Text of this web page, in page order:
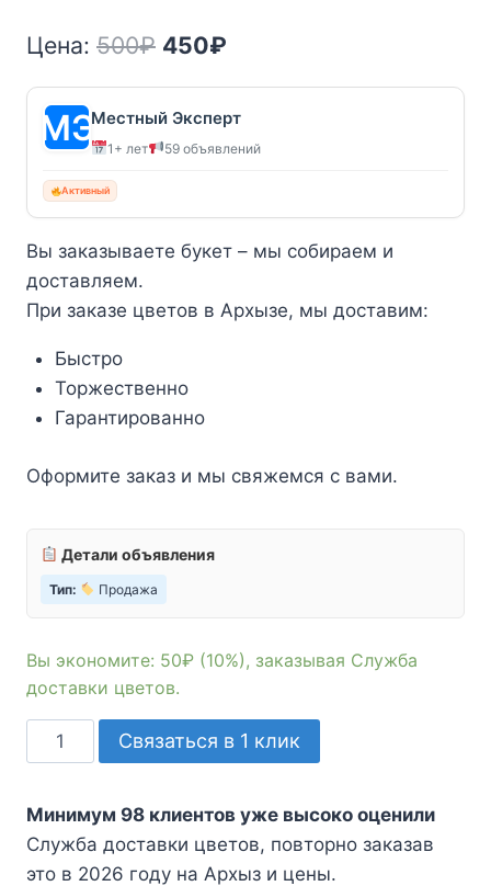
Цена: 500₽ Первоначальная
цена
составляла
500₽.
450₽
цена:
450₽.
Местный Эксперт
1+ лет 59 объявлений
Активный
Вы заказываете букет – мы собираем и
доставляем.
При заказе цветов в Архызе, мы доставим:
Быстро
Торжественно
Гарантированно
Оформите заказ и мы свяжемся с вами.
Детали объявления
Тип: Продажа
Вы экономите: 50₽ (10%), заказывая Служба
доставки цветов.
Количество
товара
доставки
цветов
Связаться в 1 клик
Минимум 98 клиентов уже высоко оценили
Служба доставки цветов, повторно заказав
это в 2026 году на Архыз и цены.